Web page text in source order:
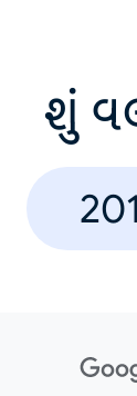
શું